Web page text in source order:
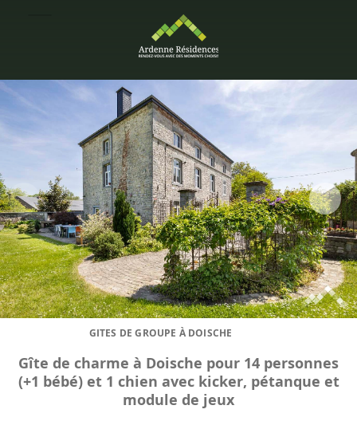
GITES DE GROUPE À DOISCHE
Gîte de charme à Doische pour 14 personnes
(+1 bébé) et 1 chien avec kicker, pétanque et
module de jeux